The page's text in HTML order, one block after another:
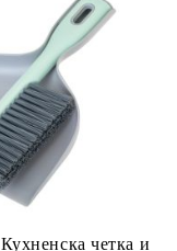
четка и